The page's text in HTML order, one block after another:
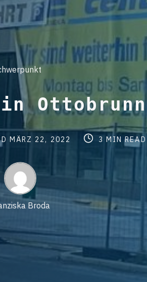
Ottobrunn
MÄRZ 22, 2022
Post3 MIN READ
Broda